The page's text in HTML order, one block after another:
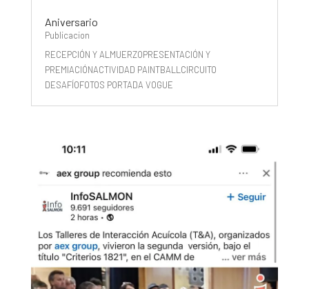
Aniversario
Publicacion
RECEPCIÓN Y ALMUERZOPRESENTACIÓN Y
PREMIACIÓNACTIVIDAD PAINTBALLCIRCUITO
DESAFÍOFOTOS PORTADA VOGUE